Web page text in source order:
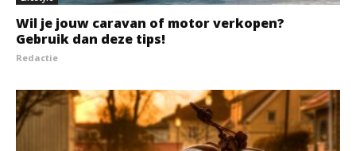
Wil je jouw caravan of motor verkopen?
Gebruik dan deze tips!
Redactie